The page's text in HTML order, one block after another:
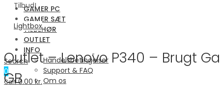
GAMER PC
GAMER SÆT
TILBEHØR
OUTLET
INFO
Handelsbetingelser
Support & FAQ
Om os
Search
0
Cart 0.00kr.
Tilbud!
Lightbox
Outlet – Lenovo P340 – Brugt
GB